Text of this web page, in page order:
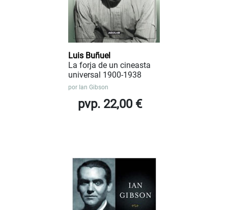
Luis Buñuel
La forja de un cineasta
universal 1900-1938
por Ian Gibson
pvp. 22,00 €